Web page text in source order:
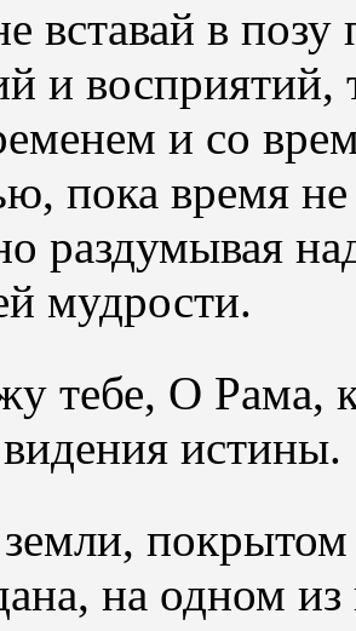
вставай в
и
и со
пока время не
раздумывая
мудрости.
тебе, О Рама,
истины.
земли,
на одном из